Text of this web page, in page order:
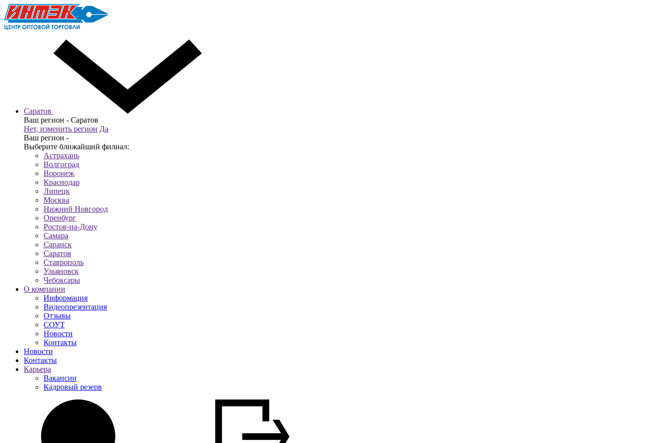
Саратов
Ваш регион - Саратов
Нет, изменить регион Да
Ваш регион -
Выберите ближайший филиал:
Астрахань
Волгоград
Воронеж
Краснодар
Липецк
Москва
Нижний Новгород
Оренбург
Ростов-на-Дону
Самара
Саранск
Саратов
Ставрополь
Ульяновск
Чебоксары
О компании
Информация
Видеопрезентация
Отзывы
СОУТ
Новости
Контакты
Новости
Контакты
Карьера
Вакансии
Кадровый резерв